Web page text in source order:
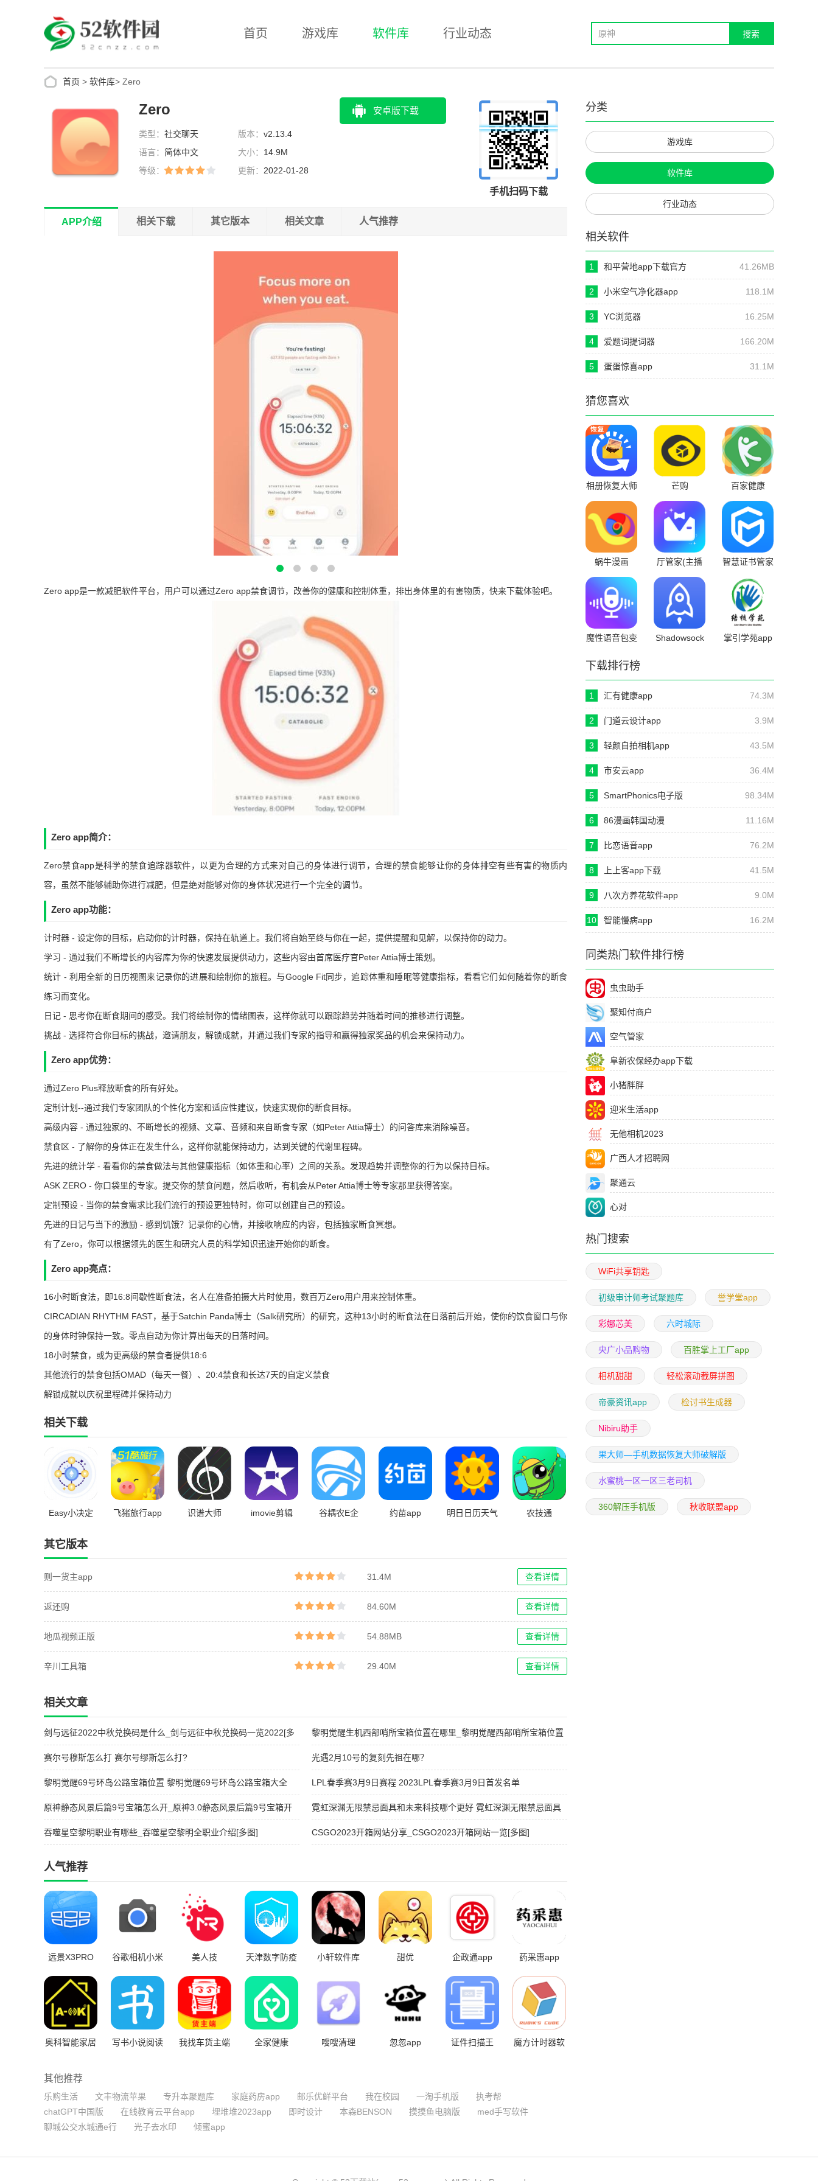
首页 游戏库 软件库 行业动态
首页 > 软件库> Zero
Zero
类型： 社交聊天 版本： v2.13.4
语言： 简体中文 大小： 14.9M
等级：
更新： 2022-01-28
安卓版下载
手机扫码下载
APP介绍 相关下载 其它版本 相关文章 人气推荐
Zero app是一款减肥软件平台，用户可以通过Zero app禁食调节，改善你的健康和控制体重，排出身体里的有害物质，快来下载体验吧。
Zero app简介：
Zero禁食app是科学的禁食追踪器软件，以更为合理的方式来对自己的身体进行调节，合理的禁食能够让你的身体排空有些有害的物质内
容，虽然不能够辅助你进行减肥，但是绝对能够对你的身体状况进行一个完全的调节。
Zero app功能：
计时器 - 设定你的目标，启动你的计时器，保持在轨道上。我们将自始至终与你在一起，提供提醒和见解，以保持你的动力。
学习 - 通过我们不断增长的内容库为你的快速发展提供动力，这些内容由首席医疗官Peter Attia博士策划。
统计 - 利用全新的日历视图来记录你的进展和绘制你的旅程。与Google Fit同步，追踪体重和睡眠等健康指标，看看它们如何随着你的断食
练习而变化。
日记 - 思考你在断食期间的感受。我们将绘制你的情绪图表，这样你就可以跟踪趋势并随着时间的推移进行调整。
挑战 - 选择符合你目标的挑战，邀请朋友，解锁成就，并通过我们专家的指导和赢得独家奖品的机会来保持动力。
Zero app优势：
通过Zero Plus释放断食的所有好处。
定制计划--通过我们专家团队的个性化方案和适应性建议，快速实现你的断食目标。
高级内容 - 通过独家的、不断增长的视频、文章、音频和来自断食专家（如Peter Attia博士）的问答库来消除噪音。
禁食区 - 了解你的身体正在发生什么，这样你就能保持动力，达到关键的代谢里程碑。
先进的统计学 - 看看你的禁食做法与其他健康指标（如体重和心率）之间的关系。发现趋势并调整你的行为以保持目标。
ASK ZERO - 你口袋里的专家。提交你的禁食问题，然后收听，有机会从Peter Attia博士等专家那里获得答案。
定制预设 - 当你的禁食需求比我们流行的预设更独特时，你可以创建自己的预设。
先进的日记与当下的激励 - 感到饥饿？记录你的心情，并接收响应的内容，包括独家断食冥想。
有了Zero，你可以根据领先的医生和研究人员的科学知识迅速开始你的断食。
Zero app亮点：
16小时断食法，即16:8间歇性断食法，名人在准备拍摄大片时使用，数百万Zero用户用来控制体重。
CIRCADIAN RHYTHM FAST，基于Satchin Panda博士（Salk研究所）的研究，这种13小时的断食法在日落前后开始，使你的饮食窗口与你
的身体时钟保持一致。零点自动为你计算出每天的日落时间。
18小时禁食，或为更高级的禁食者提供18:6
其他流行的禁食包括OMAD（每天一餐）、20:4禁食和长达7天的自定义禁食
解锁成就以庆祝里程碑并保持动力
相关下载
Easy小决定 飞猪旅行app 识谱大师
imovie剪辑
谷耦农E企
约苗app
明日日历天气
农技通
其它版本
则一货主app 31.4M 查看详情
返还购 84.60M 查看详情
地瓜视频正版 54.88MB 查看详情
辛川工具箱 29.40M 查看详情
相关文章
剑与远征2022中秋兑换码是什么_剑与远征中秋兑换码一览2022[多
图]
黎明觉醒生机西部哨所宝箱位置在哪里_黎明觉醒西部哨所宝箱位置
攻略[多图]
赛尔号穆斯怎么打 赛尔号缪斯怎么打? 光遇2月10号的复刻先祖在哪？
黎明觉醒69号环岛公路宝箱位置 黎明觉醒69号环岛公路宝箱大全 LPL春季赛3月9日赛程 2023LPL春季赛3月9日首发名单
原神静态风景后篇9号宝箱怎么开_原神3.0静态风景后篇9号宝箱开
启方法[多图]
霓虹深渊无限禁忌面具和未来科技哪个更好 霓虹深渊无限禁忌面具
和未来科技哪个厉害
吞噬星空黎明职业有哪些_吞噬星空黎明全职业介绍[多图] CSGO2023开箱网站分享_CSGO2023开箱网站一览[多图]
人气推荐
远景X3PRO
行车助手app
谷歌相机小米
版
美人技
天津数字防疫
平台
小轩软件库 甜优 企政通app 药采惠app
奥科智能家居
写书小说阅读
我找车货主端
全家健康 嗖嗖清理 忽忽app
证件扫描王
魔方计时器软
其他推荐
乐购生活 文丰物流苹果 专升本聚题库 家庭药房app 邮乐优鲜平台 我在校园 一淘手机版
执考帮
chatGPT中国版
在线教育云平台app 埋堆堆2023app 即时设计 本森BENSON 摸摸鱼电脑版
med手写软件
聊城公交水城通e行
光子去水印 倾蜜app
分类
游戏库
软件库
行业动态
相关软件
41.26MB
1 和平营地app下载官方
118.1M
2 小米空气净化器app
16.25M
3 YC浏览器
166.20M
4 爱题词提词器
31.1M
5 蛋蛋惊喜app
猜您喜欢
相册恢复大师 芒购 百家健康
蜗牛漫画
厅管家(主播
智慧证书管家
魔性语音包变
Shadowsock
掌引学苑app
下载排行榜
74.3M
1 汇有健康app
3.9M
2 门道云设计app
43.5M
3 轻颜自拍相机app
36.4M
4 市安云app
98.34M
5 SmartPhonics电子版
11.16M
6 86漫画韩国动漫
76.2M
7 比恋语音app
41.5M
8 上上客app下载
9.0M
9 八次方养花软件app
16.2M
10 智能慢病app
同类热门软件排行榜
虫虫助手
聚知付商户
空气管家
阜新农保经办app下载
小猪胖胖
迎米生活app
无他相机2023
广西人才招聘网
聚通云
心对
热门搜索
WiFi共享钥匙
初级审计师考试聚题库 誉学堂app
彩娜芯美 六时城际
央广小品购物 百胜掌上工厂app
相机甜甜 轻松滚动截屏拼图
帝豪资讯app 检讨书生成器
Nibiru助手
果大师—手机数据恢复大师破解版
水蜜桃一区一区三老司机
360解压手机版 秋收联盟app